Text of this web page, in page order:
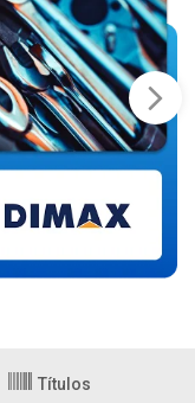
Títulos